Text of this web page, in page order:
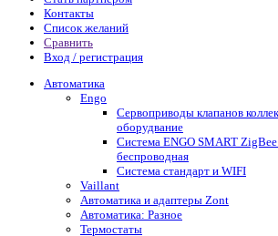
Контакты
Список желаний
Сравнить
Вход / регистрация
Автоматика
Engo
Сервоприводы клапанов
оборудвание
Система ENGO SMART
беспроводная
Система стандарт и WIFI
Vaillant
Автоматика и адаптеры Zont
Автоматика: Разное
Термостаты